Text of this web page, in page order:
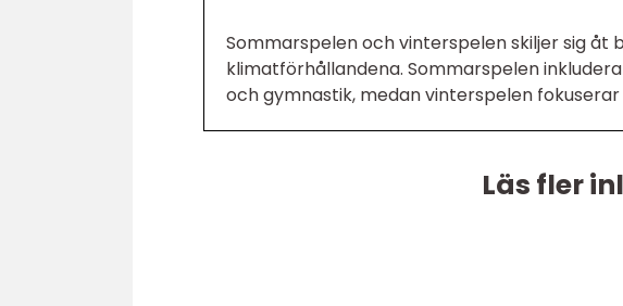
Sommarspelen och vinterspelen skiljer sig åt
klimatförhållandena. Sommarspelen
och gymnastik, medan vinterspelen
Läs fler